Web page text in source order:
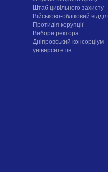
Штаб цивільного захисту
Військово-обліковий відділ
Протидія корупції
Вибори ректора
Дніпровський консорціум
університетів